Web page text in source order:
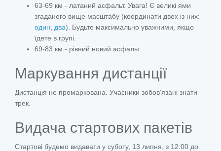
63-69 км - латаний асфальт. Увага! Є великі ями
згаданого вище масштабу (координати двох із них:
один
два). Будьте максимально уважними, якщо
їдете в групі.
69-83 км - рівний новий асфальт.
Маркування дистанції
Дистанція не промаркована. Учасники зобов'язані знати
трек.
Видача стартових пакетів
Стартові будемо видавати у суботу, 13 липня, з 12:00 до